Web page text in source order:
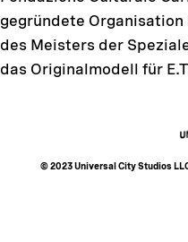
gegründete
des Meisters der
das Originalmodell für
© 2023 Universal City Studios